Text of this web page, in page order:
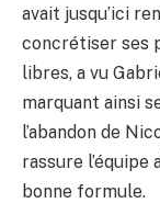
avait jusqu’ici
concrétiser ses
libres, a vu
marquant ainsi
l’abandon de
rassure
bonne formule.